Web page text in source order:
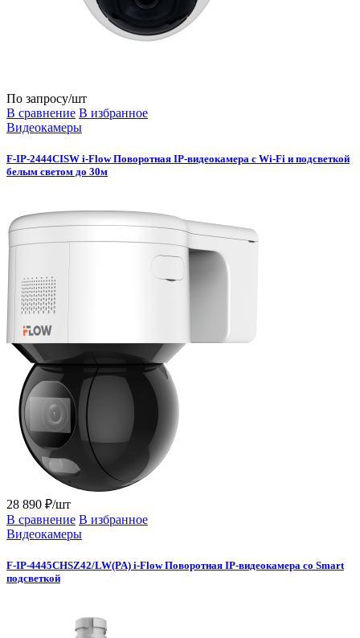
По запросу/шт
В сравнение В избранное
Видеокамеры
F-IP-2444CISW i-Flow Поворотная IP-видеокамера c Wi-Fi и подсветкой
белым светом до 30м
28 890 ₽/шт
В сравнение В избранное
Видеокамеры
F-IP-4445CHSZ42/LW(PA) i-Flow Поворотная IP-видеокамера со Smart
подсветкой